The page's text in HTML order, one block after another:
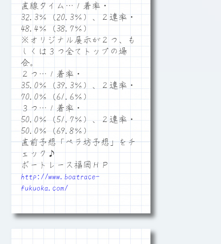
直線タイム…１着率・
32.3％（20.3％）、２連率・
48.4％（38.7％）
※オリジナル展示が２つ、も
しくは３つ全てトップの場
合。
２つ…１着率・
35.0％（39.3％）、２連率・
70.0％（61.6％）
３つ…１着率・
50.0％（51.7％）、２連率・
50.0％（69.8％）
直前予想「ペラ坊予想」をチ
ェック♪
ボートレース福岡ＨＰ
http://www.boatrace-
fukuoka.com/